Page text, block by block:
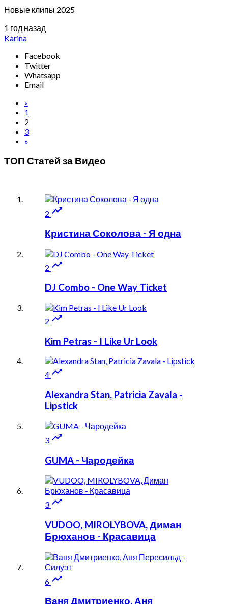
Новые клипы 2025
1 год назад
Karina
Facebook
Twitter
Whatsapp
Email
«
1
2
3
»
ТОП Статей за Видео
2 
Кристина Соколова - Я одна
2 
DJ Combo - One Way Ticket
2 
Kim Petras - I Like Ur Look
4 
Alexandra Stan, Patricia Zavala -
Lipstick
3 
GUMA - Чародейка
3 
VUDOO, MIROLYBOVA, Диман
Брюханов - Красавица
6 
Ваня Дмитриенко, Аня